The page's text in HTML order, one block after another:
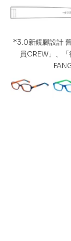
*3.0新鏡腳設計
員CREW」、